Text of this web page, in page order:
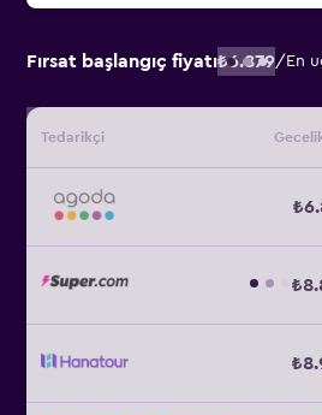
Fırsat başlangıç fiyatı₺6.879/ En
Tedarikçi